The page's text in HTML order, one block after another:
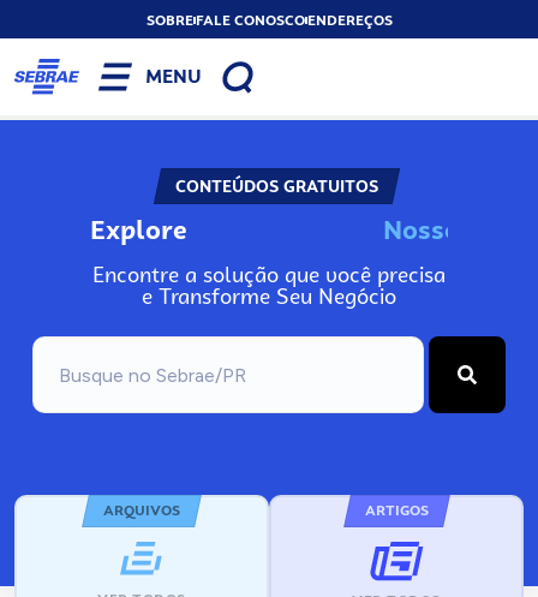
SOBREFALE CONOSCOENDEREÇOS
MENU
CONTEÚDOS GRATUITOS
Explore Nosso
Encontre a solução que você precisa
e Transforme Seu Negócio
ARQUIVOS ARTIGOS